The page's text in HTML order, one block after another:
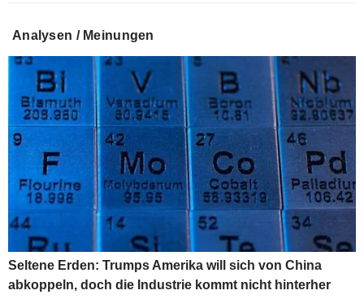
Analysen / Meinungen
Seltene Erden: Trumps Amerika will sich von China
abkoppeln, doch die Industrie kommt nicht hinterher